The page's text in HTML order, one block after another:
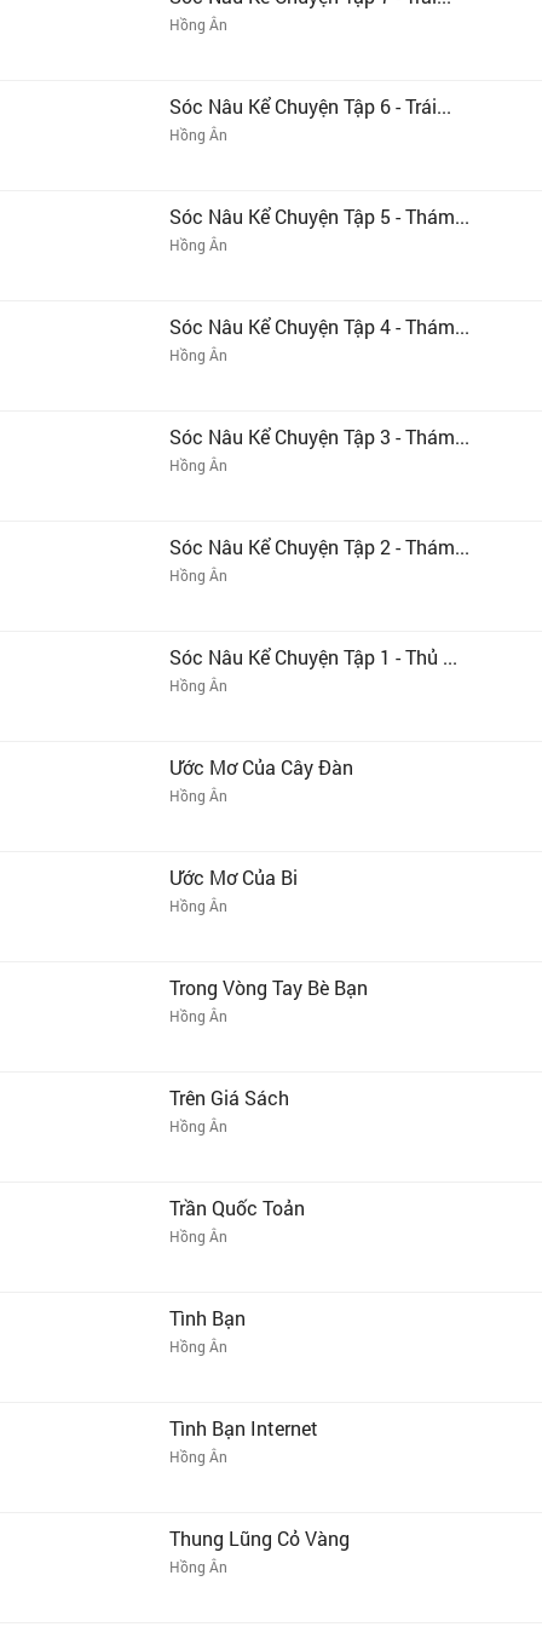
Hồng Ân
Sóc Nâu Kể Chuyện Tập 6 - Trái...
Hồng Ân
Sóc Nâu Kể Chuyện Tập 5 - Thám...
Hồng Ân
Sóc Nâu Kể Chuyện Tập 4 - Thám...
Hồng Ân
Sóc Nâu Kể Chuyện Tập 3 - Thám...
Hồng Ân
Sóc Nâu Kể Chuyện Tập 2 - Thám...
Hồng Ân
Sóc Nâu Kể Chuyện Tập 1 - Thủ ...
Hồng Ân
Ước Mơ Của Cây Đàn
Hồng Ân
Ước Mơ Của Bi
Hồng Ân
Trong Vòng Tay Bè Bạn
Hồng Ân
Trên Giá Sách
Hồng Ân
Trần Quốc Toản
Hồng Ân
Tình Bạn
Hồng Ân
Tình Bạn Internet
Hồng Ân
Thung Lũng Cỏ Vàng
Hồng Ân